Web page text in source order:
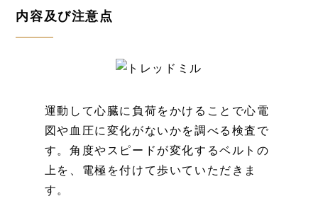
内容及び注意点
運動して心臓に負荷をかけることで心電
図や血圧に変化がないかを調べる検査で
す。角度やスピードが変化するベルトの
上を、電極を付けて歩いていただきま
す。